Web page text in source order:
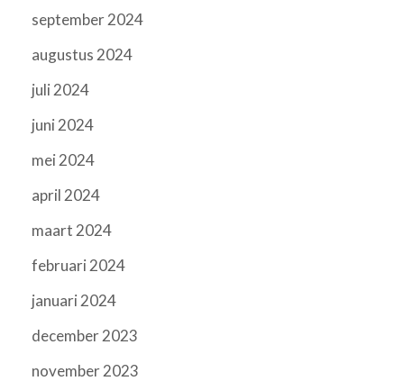
september 2024
augustus 2024
juli 2024
juni 2024
mei 2024
april 2024
maart 2024
februari 2024
januari 2024
december 2023
november 2023